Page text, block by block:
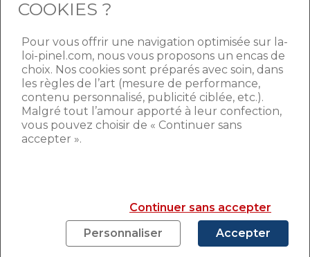
écologique sera introduit dans les critères
collectivités locales.
Expérimentation
Contrairement à d’autres candidats à la
primaire de la gauche comme
transformer en expérimentation menée
sur une période de 5 ans
“À l’issue de ce
délai, sur la base de l’expérience et non de
COOKIES ?
Pour vous offrir une navigation optimisée sur la-
loi-pinel.com, nous vous proposons un encas de
choix. Nos cookies sont préparés avec soin, dans
les règles de l’art (mesure de performance,
contenu personnalisé, publicité ciblée, etc.).
Malgré tout l’amour apporté à leur confection,
vous pouvez choisir de « Continuer sans
accepter ».
Continuer sans accepter
Personnaliser
Accepter